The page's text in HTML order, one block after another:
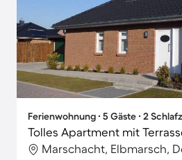
Ferienwohnung ∙ 5 Gäste ∙ 2
Tolles Apartment mit
Marschacht, Elbmarsch,